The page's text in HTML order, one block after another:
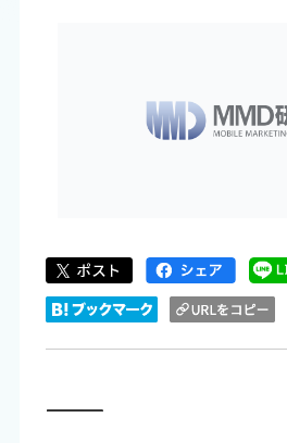
―――――――――――――――――――――――――――――――――――